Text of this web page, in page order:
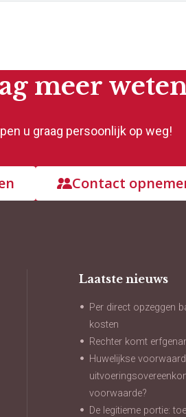
meer
u graag persoonlijk op weg!
Contact
Laatste nieuws
Per direct opzeggen
kosten
Rechter komt
Huwelijkse
voorwaarde?
De legitieme portie: